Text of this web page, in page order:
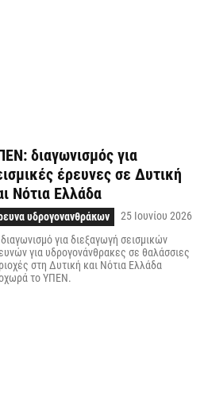
διαγωνισμός για
έρευνες σε Δυτική
Νότια Ελλάδα
υδρογονανθράκων
25 Ιουνίου 2026
για διεξαγωγή σεισμικών
για υδρογονάνθρακες σε θαλάσσιες
στη Δυτική και Νότια Ελλάδα
το ΥΠΕΝ.